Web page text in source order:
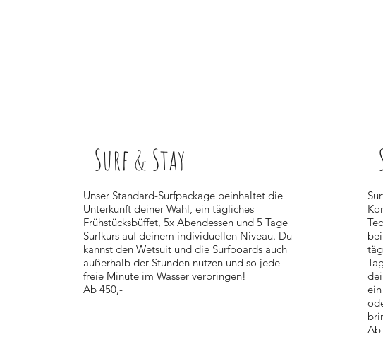
Surf & Stay
Unser Standard-Surfpackage beinhaltet die
Unterkunft deiner Wahl, ein tägliches
Frühstücksbüffet, 5x Abendessen und 5 Tage
Surfkurs auf deinem individuellen Niveau. Du
kannst den Wetsuit und die Surfboards auch
außerhalb der Stunden nutzen und so jede
freie Minute im Wasser verbringen!
Ab 450,-
Ab